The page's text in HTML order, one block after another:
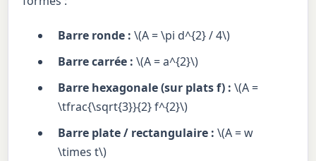
Barre ronde : \(A = \pi d^{2} / 4\)
Barre carrée : \(A = a^{2}\)
Barre hexagonale (sur plats f) : \(A =
\tfrac{\sqrt{3}}{2} f^{2}\)
Barre plate / rectangulaire : \(A = w
\times t\)